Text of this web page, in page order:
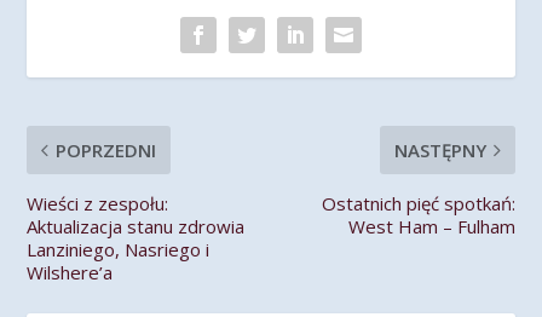
POPRZEDNI
Wieści z zespołu:
Aktualizacja stanu zdrowia
Lanziniego, Nasriego i
Wilshere’a
NASTĘPNY
Ostatnich pięć spotkań:
West Ham – Fulham